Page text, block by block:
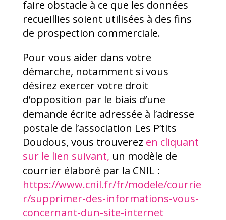
faire obstacle à ce que les données
recueillies soient utilisées à des fins
de prospection commerciale.
Pour vous aider dans votre
démarche, notamment si vous
désirez exercer votre droit
d’opposition par le biais d’une
demande écrite adressée à l’adresse
postale de l’association Les P’tits
Doudous, vous trouverez en cliquant
sur le lien suivant, un modèle de
courrier élaboré par la CNIL :
https://www.cnil.fr/fr/modele/courrie
r/supprimer-des-informations-vous-
concernant-dun-site-internet